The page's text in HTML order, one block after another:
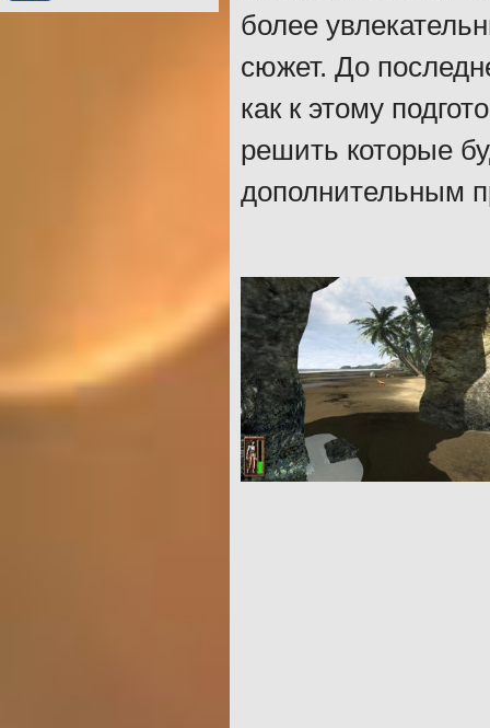
более
сюжет. До
как к этому
решить которые
дополнительным